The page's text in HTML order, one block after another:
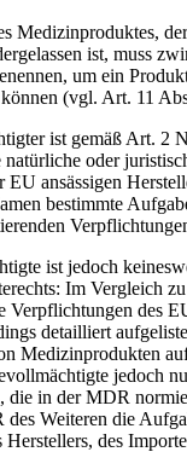
Medizinproduktes,
ist, muss
um ein
(vgl. Art. 11
ist gemäß Art. 2
natürliche oder
EU ansässigen
bestimmte
ist jedoch
Im Vergleich
Verpflichtungen des
detailliert
Medizinprodukten
jedoch
die in der MDR
Weiteren die
des